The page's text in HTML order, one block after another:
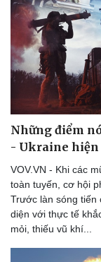
Thể thao
Bóng đá
Lịch thi đấu bóng đá
Thế giới thể thao
eSports
Những điểm
- Ukraine hiện
VOV.VN - Khi các
toàn tuyến, cơ hội
Trước làn sóng tiến
diện với thực tế
mỏi, thiếu vũ khí...